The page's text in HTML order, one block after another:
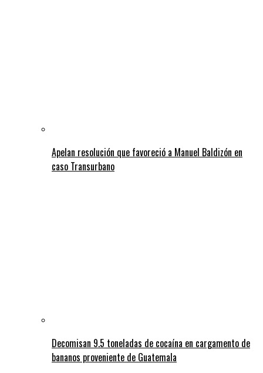
Apelan resolución que favoreció a Manuel Baldizón en
caso Transurbano
Decomisan 9.5 toneladas de cocaína en cargamento de
bananos proveniente de Guatemala